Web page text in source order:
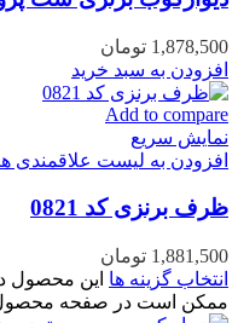
1,878,500 تومان
افزودن به سبد خرید
Add to compare
نمایش سریع
افزودن به لیست علاقمندی
ظرف برنزی کد 0821
1,881,500 تومان
انتخاب گزینه ها این محصول
ممکن است در صفحه محصول